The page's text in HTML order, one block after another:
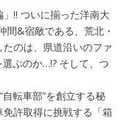
!! ついに揃った洋南大
間&宿敵である、荒北・
のは、県道沿いのファ
ぶのか…!? そして、つ
転車部”を創立する秘
許取得に挑戦する「箱